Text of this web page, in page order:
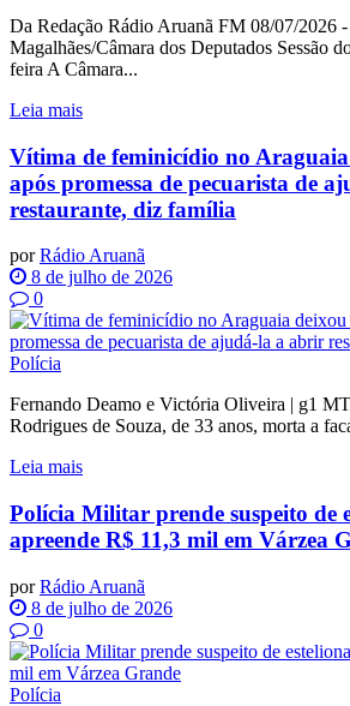
Da Redação Rádio Aruanã FM 08/07/
Magalhães/Câmara dos Deputados Sessão
feira A Câmara...
Leia mais
Vítima de feminicídio no
após promessa de pecuarista de
restaurante, diz família
por Rádio Aruanã
8 de julho de 2026
0
Polícia
Fernando Deamo e Victória Oliveira | g1
Rodrigues de Souza, de 33 anos, morta a
Leia mais
Polícia Militar prende suspeito de
apreende R$ 11,3 mil em Várzea
por Rádio Aruanã
8 de julho de 2026
0
Polícia